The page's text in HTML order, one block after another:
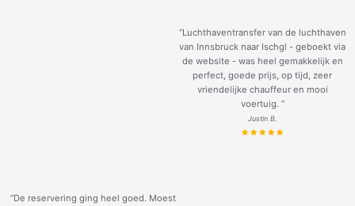
“Luchthaventransfer van de luchthaven
van Innsbruck naar Ischgl - geboekt via
de website - was heel gemakkelijk en
perfect, goede prijs, op tijd, zeer
vriendelijke chauffeur en mooi
voertuig. ”
Justin B.
“De reservering ging heel goed. Moest